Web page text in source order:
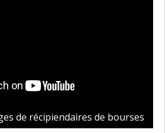
de récipiendaires de bourses